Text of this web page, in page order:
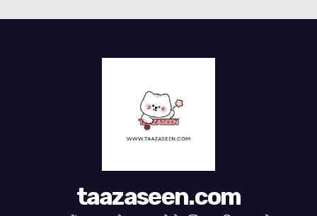
taazaseen.com